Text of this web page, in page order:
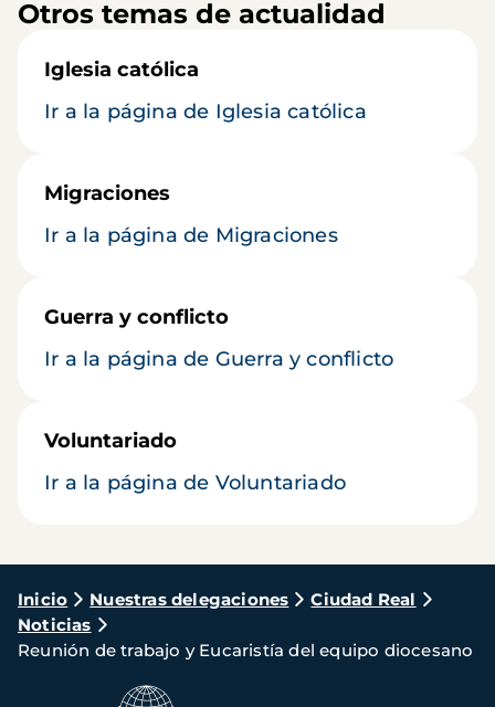
Otros temas de actualidad
Iglesia católica
Ir a la página de Iglesia católica
Migraciones
Ir a la página de Migraciones
Guerra y conflicto
Ir a la página de Guerra y conflicto
Voluntariado
Ir a la página de Voluntariado
Ruta
de
navegación
Inicio Nuestras delegaciones
Ciudad Real
Noticias
Reunión de trabajo y Eucaristía del equipo diocesano